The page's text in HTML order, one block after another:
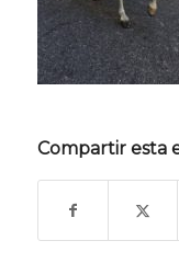
Compartir esta